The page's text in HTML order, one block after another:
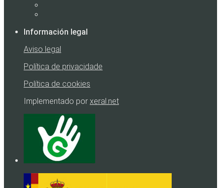
Información legal
Aviso legal
Política de privacidade
Política de cookies
Implementado por xeral.net